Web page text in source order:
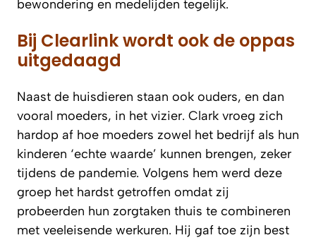
bewondering en medelijden tegelijk.
Bij Clearlink wordt ook de oppas
uitgedaagd
Naast de huisdieren staan ook ouders, en dan
vooral moeders, in het vizier. Clark vroeg zich
hardop af hoe moeders zowel het bedrijf als hun
kinderen ‘echte waarde’ kunnen brengen, zeker
tijdens de pandemie. Volgens hem werd deze
groep het hardst getroffen omdat zij
probeerden hun zorgtaken thuis te combineren
met veeleisende werkuren. Hij gaf toe zijn best